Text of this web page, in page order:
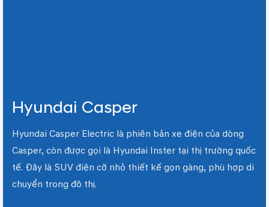
Hyundai Casper
Hyundai Casper Electric là phiên bản xe điện của dòng
Casper, còn được gọi là Hyundai Inster tại thị trường quốc
tế. Đây là SUV điện cỡ nhỏ thiết kế gọn gàng, phù hợp di
chuyển trong đô thị.